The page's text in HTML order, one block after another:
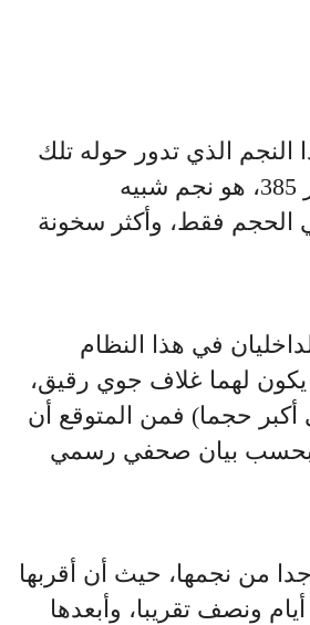
الذي تدور حوله تلك
الكواكب السبعة والذي سمي كيبلر 385، هو نجم شبيه
أكبر بنحو 10% في الحجم فقط، وأكثر سخونة
في هذا النظام
لهما غلاف جوي رقيق،
أكبر حجما) فمن المتوقع أن
بحسب بيان صحفي رسمي
من نجمها، حيث أن أقربها
يصنع دورة كاملة حول نجمه في 3 أيام ونصف تقريبا، وأبعدها